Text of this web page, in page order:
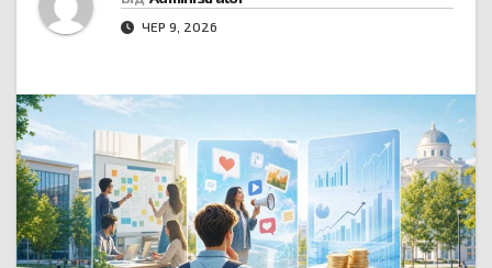
ЧЕР 9, 2026